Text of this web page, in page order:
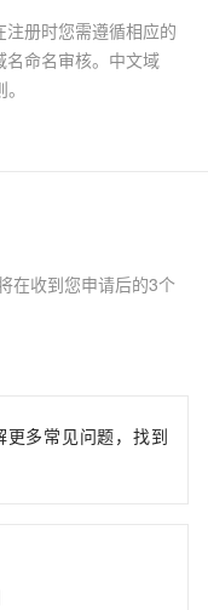
册时您需遵循相应的
命名审核。中文域
在收到您申请后的3个
多常见问题，找到